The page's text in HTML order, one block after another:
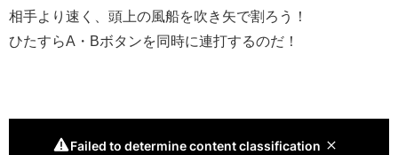
相手より速く、頭上の風船を吹き矢で割ろう！
ひたすらA・Bボタンを同時に連打するのだ！